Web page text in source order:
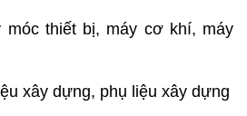
móc thiết bị, máy cơ khí, máy
xây dựng, phụ liệu xây dựng